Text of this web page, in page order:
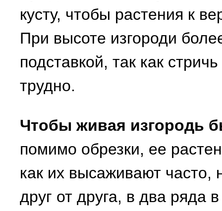
кусту, чтобы растения к
При высоте изгороди
подставкой, так как
трудно.
Чтобы живая изгородь
помимо обрезки, ее
как их высаживают часто,
друг от друга, в два ряда